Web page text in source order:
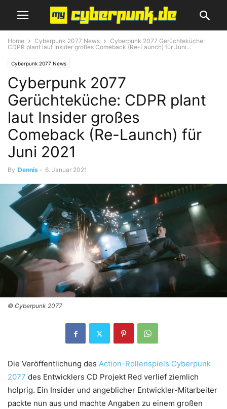
Home Cyberpunk 2077 News
Cyberpunk 2077 Gerüchteküche:
CDPR plant laut Insider großes Comeback (Re-Launch) für Juni...
Cyberpunk 2077 News
Cyberpunk 2077
Gerüchteküche: CDPR plant
laut Insider großes
Comeback (Re-Launch) für
Juni 2021
By Dennis - 6. Januar 2021
© Cyberpunk 2077
Die Veröffentlichung des Action-Rollenspiels Cyberpunk
2077 des Entwicklers CD Projekt Red verlief ziemlich
holprig. Ein Insider und angeblicher Entwickler-Mitarbeiter
packte nun aus und machte Angaben zu einem großen